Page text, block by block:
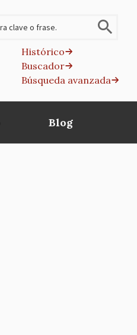
Histórico
Buscador
Búsqueda avanzada
Blog